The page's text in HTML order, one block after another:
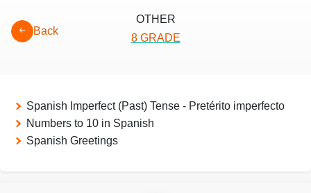
Back
OTHER
8 GRADE
Spanish Imperfect (Past) Tense - Pretérito imperfecto
Numbers to 10 in Spanish
Spanish Greetings